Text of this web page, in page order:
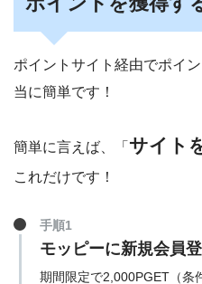
ポイントサイト経由でポイ
当に簡単です！
簡単に言えば、「 サイト
これだけです！
手順1
モッピーに新規会員
期間限定で2,000PGET（条